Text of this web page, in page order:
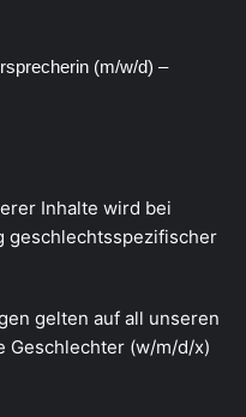
(m/w/d) –
Inhalte wird bei
geschlechtsspezifischer
gelten auf all unseren
Geschlechter (w/m/d/x)